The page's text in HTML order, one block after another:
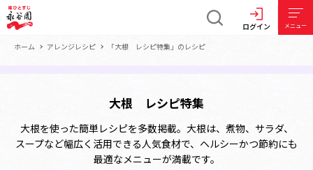
ログイン メニュー
ホーム アレンジレシピ 「大根 レシピ特集」のレシピ
大根 レシピ特集
大根を使った簡単レシピを多数掲載。大根は、煮物、サラダ、
スープなど幅広く活用できる人気食材で、ヘルシーかつ節約にも
最適なメニューが満載です。